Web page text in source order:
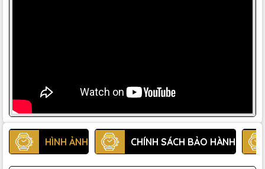
HÌNH ẢNH CHÍNH SÁCH BẢO HÀNH